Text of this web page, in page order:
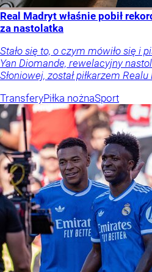
Real Madryt właśnie pobił
za nastolatka
Stało się to, o czym mówiło się i
Yan Diomande, rewelacyjny
Słoniowej, został piłkarzem Realu
TransferyPiłka nożnaSport